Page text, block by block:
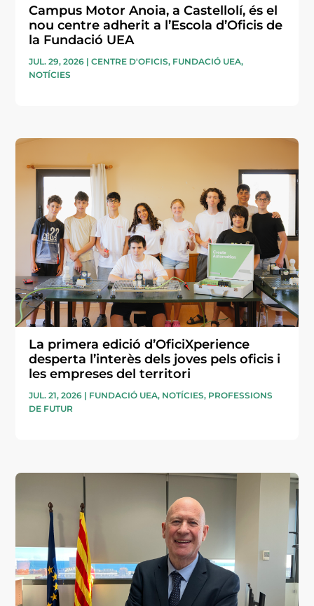
Campus Motor Anoia, a Castellolí, és el
nou centre adherit a l’Escola d’Oficis de
la Fundació UEA
JUL. 29, 2026 |CENTRE D'OFICIS, FUNDACIÓ UEA,
NOTÍCIES
La primera edició d’OficiXperience
desperta l’interès dels joves pels oficis i
les empreses del territori
JUL. 21, 2026 | FUNDACIÓ UEA, NOTÍCIES, PROFESSIONS
DE FUTUR